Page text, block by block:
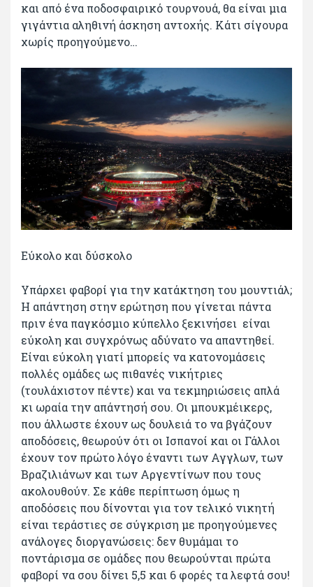
και από ένα ποδοσφαιρικό τουρνουά, θα είναι μια
γιγάντια αληθινή άσκηση αντοχής. Κάτι σίγουρα
χωρίς προηγούμενο…
Εύκολο και δύσκολο
Υπάρχει φαβορί για την κατάκτηση του μουντιάλ;
Η απάντηση στην ερώτηση που γίνεται πάντα
πριν ένα παγκόσμιο κύπελλο ξεκινήσει είναι
εύκολη και συγχρόνως αδύνατο να απαντηθεί.
Είναι εύκολη γιατί μπορείς να κατονομάσεις
πολλές ομάδες ως πιθανές νικήτριες
(τουλάχιστον πέντε) και να τεκμηριώσεις απλά
κι ωραία την απάντησή σου. Οι μπουκμέικερς,
που άλλωστε έχουν ως δουλειά το να βγάζουν
αποδόσεις, θεωρούν ότι οι Ισπανοί και οι Γάλλοι
έχουν τον πρώτο λόγο έναντι των Αγγλων, των
Βραζιλιάνων και των Αργεντίνων που τους
ακολουθούν. Σε κάθε περίπτωση όμως η
αποδόσεις που δίνονται για τον τελικό νικητή
είναι τεράστιες σε σύγκριση με προηγούμενες
ανάλογες διοργανώσεις: δεν θυμάμαι το
ποντάρισμα σε ομάδες που θεωρούνται πρώτα
φαβορί να σου δίνει 5,5 και 6 φορές τα λεφτά σου!